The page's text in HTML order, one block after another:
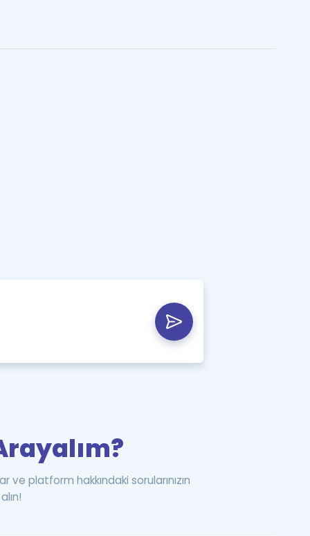
ve platform hakkındaki sorularınızın